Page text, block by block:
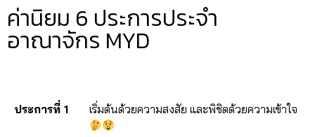
ค่านิยม 6 ประการประจำ
อาณาจักร MYD
ประการที่ 1 เริ่มต้นด้วยความสงสัย และพิชิตด้วยความเข้าใจ